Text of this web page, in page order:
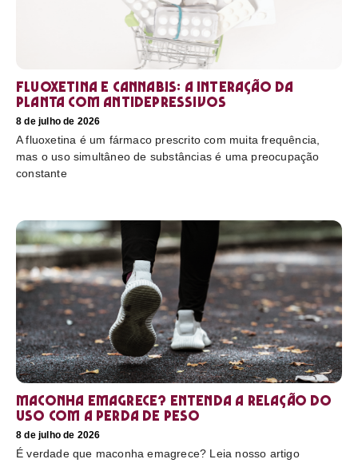
Fluoxetina e Cannabis: a interação da
planta com antidepressivos
8 de julho de 2026
A fluoxetina é um fármaco prescrito com muita frequência,
mas o uso simultâneo de substâncias é uma preocupação
constante
Maconha emagrece? Entenda a relação do
uso com a perda de peso
8 de julho de 2026
É verdade que maconha emagrece? Leia nosso artigo